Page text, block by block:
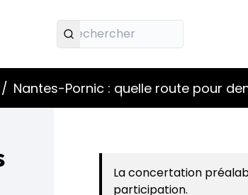
/ Nantes-Pornic : quelle route pour
La concertation
participation.